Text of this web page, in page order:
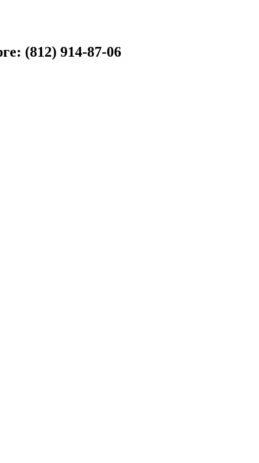
(812) 914-87-06